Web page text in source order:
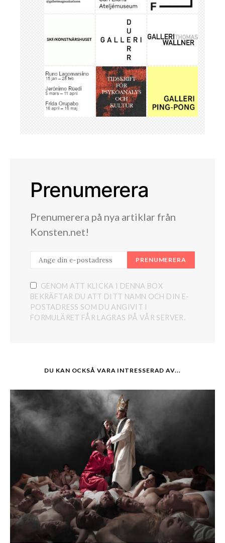
Prenumerera
Prenumerera på nya artiklar från
Konsten.net!
PRENUMERERA
GENOM ATT KLICKA I DENNA BOX
BEKRÄFTAR DU ATT DITT NAMN OCH DIN E-
POSTADRESS SOM DU ANGIVIT I
FORMULÄRET FÅR LAGRAS PÅ VÅR SERVER.
DU KAN OCKSÅ VARA INTRESSERAD AV...